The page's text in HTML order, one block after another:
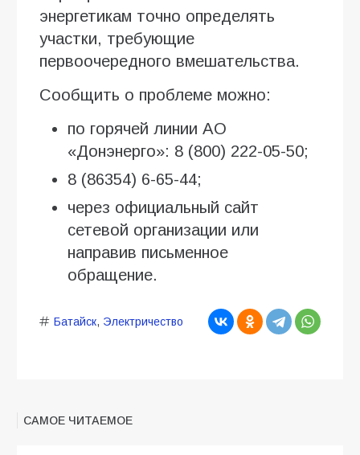
энергетикам точно определять
участки, требующие
первоочередного вмешательства.
Сообщить о проблеме можно:
по горячей линии АО
«Донэнерго»: 8 (800) 222-05-50;
8 (86354) 6-65-44;
через официальный сайт
сетевой организации или
направив письменное
обращение.
Батайск, Электричество
САМОЕ ЧИТАЕМОЕ